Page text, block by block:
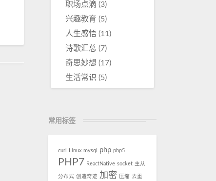
职场点滴 (3)
兴趣教育 (5)
人生感悟(11)
诗歌汇总 (7)
奇思妙想 (17)
生活常识 (5)
常用标签
curl Linux mysql php php5
PHP7 ReactNative socket 主从
分布式 创造奇迹 加密 压缩 去重